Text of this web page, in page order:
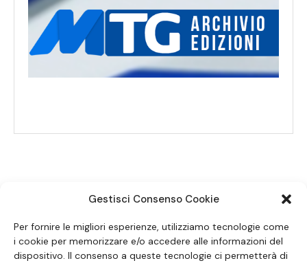
Gestisci Consenso Cookie
Per fornire le migliori esperienze, utilizziamo tecnologie come
i cookie per memorizzare e/o accedere alle informazioni del
dispositivo. Il consenso a queste tecnologie ci permetterà di
SEGUICI SUI SOCIAL